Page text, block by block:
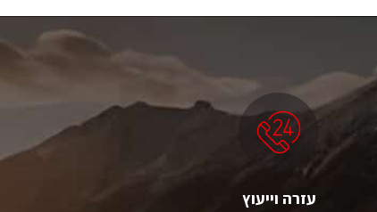
ניתן
לבחור
את
האפשרויות
בעמוד
המוצר
מספר
את
האפשרויות
עזרה וייעוץ